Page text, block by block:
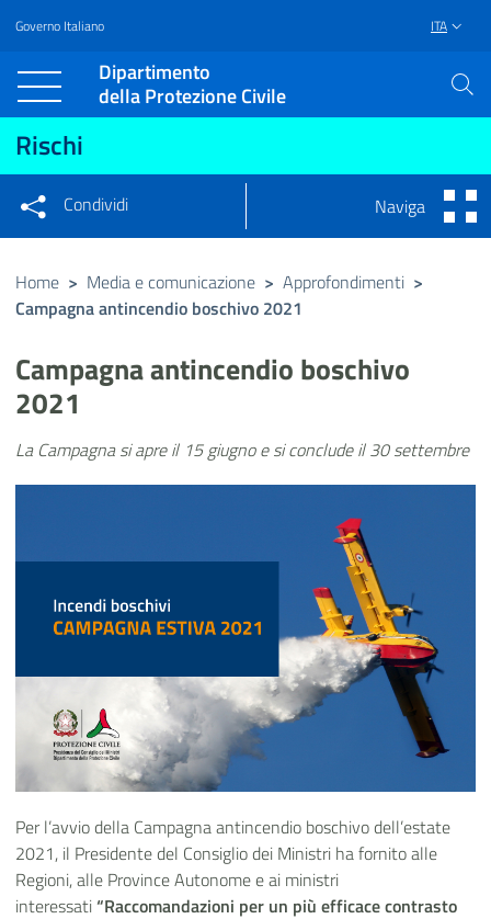
Vai al contenuto principale
Raggiungi il piè di pagina
Governo Italiano ITA
Dipartimento
della Protezione Civile
Rischi
Condividi su Facebook
Condividi su Twitter
Condividi su LinkedIn
Condividi
Condividi sui social network
Naviga
Home > Media e comunicazione > Approfondimenti >
Campagna antincendio boschivo 2021
Campagna antincendio boschivo
2021
La Campagna si apre il 15 giugno e si conclude il 30 settembre
Per l’avvio della Campagna antincendio boschivo dell’estate
2021, il Presidente del Consiglio dei Ministri ha fornito alle
Regioni, alle Province Autonome e ai ministri
interessati“Raccomandazioni per un più efficace contrasto